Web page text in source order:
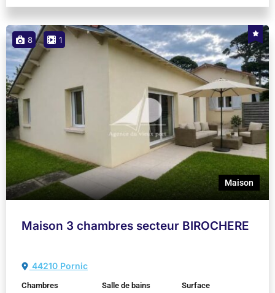
8 1
Maison
Maison 3 chambres secteur BIROCHERE
44210 Pornic
Chambres Salle de bains Surface